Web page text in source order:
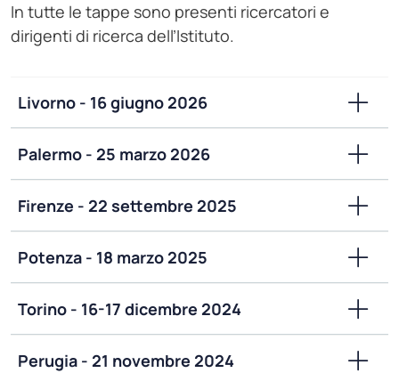
In tutte le tappe sono presenti ricercatori e
dirigenti di ricerca dell’Istituto.
Livorno - 16 giugno 2026
Palermo - 25 marzo 2026
Firenze - 22 settembre 2025
Potenza - 18 marzo 2025
Torino - 16-17 dicembre 2024
Perugia - 21 novembre 2024